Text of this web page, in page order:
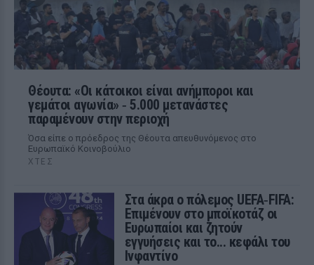
Θέουτα: «Οι κάτοικοι είναι ανήμποροι και
γεμάτοι αγωνία» ‑ 5.000 μετανάστες
παραμένουν στην περιοχή
Όσα είπε ο πρόεδρος της Θέουτα απευθυνόμενος στο
Ευρωπαϊκό Κοινοβούλιο
ΧΤΕΣ
Στα άκρα ο πόλεμος UEFA‑FIFA:
Επιμένουν στο μποϊκοτάζ οι
Ευρωπαίοι και ζητούν
εγγυήσεις και το... κεφάλι του
Ινφαντίνο